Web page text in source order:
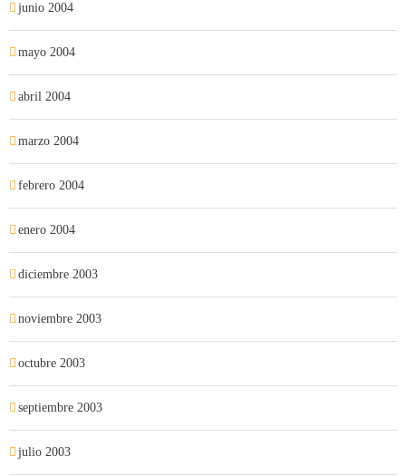
junio 2004
mayo 2004
abril 2004
marzo 2004
febrero 2004
enero 2004
diciembre 2003
noviembre 2003
octubre 2003
septiembre 2003
julio 2003